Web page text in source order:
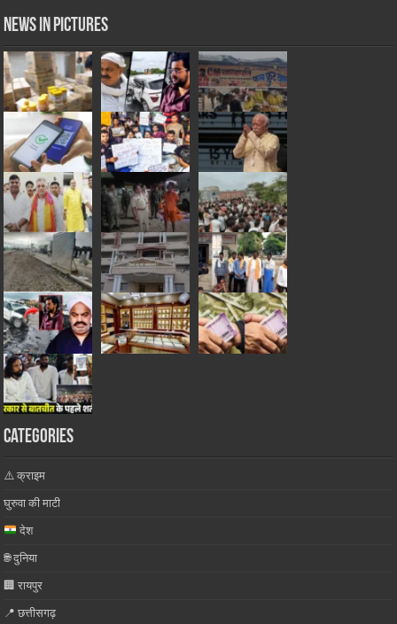
News in Pictures
Categories
⚠️ क्राइम
घुरुवा की माटी
देश
🌐 दुनिया
🏢 रायपुर
📍 छत्तीसगढ़